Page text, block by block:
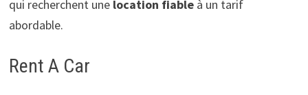
qui recherchent une location fiableà un tarif
abordable.
Rent A Car